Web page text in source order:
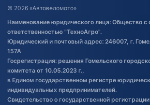
Договор публичной оферты
Обработка файлов cookie
Постановка транспорта на учет
Обновления в ЭПТС 2024
© 2026 «Автовеломото»
Наименование юридического лица: Общество с
ответственностью "ТехноАгро".
Юридический и почтовый адрес: 246007, г.
157А
Госрегистрация: решения Гомельского
комитета от 10.05.2023 г.,
в Едином государственном регистре
индивидуальных предпринимателей.
Свидетельство о государственной